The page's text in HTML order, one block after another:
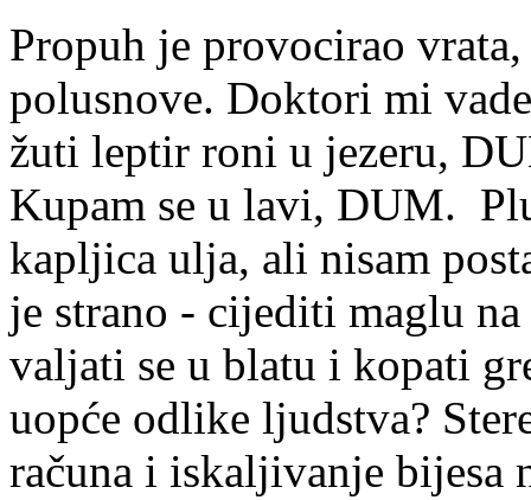
Propuh je provocirao
polusnove. Doktori mi
žuti leptir roni u jezeru,
Kupam se u lavi, DUM.
kapljica ulja, ali nisam
je strano - cijediti maglu
valjati se u blatu i kopati
uopće odlike ljudstva?
računa i iskaljivanje bijesa